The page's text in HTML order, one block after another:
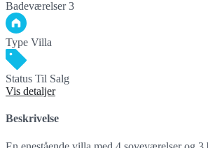
Badeværelser 3
Type Villa
Status Til Salg
Vis detaljer
Beskrivelse